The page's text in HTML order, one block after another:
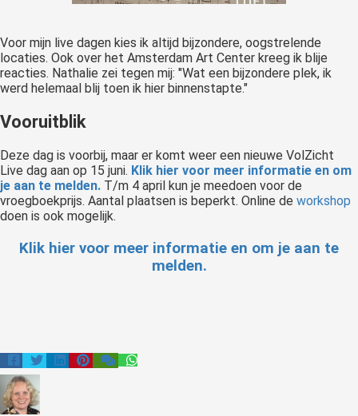
Voor mijn live dagen kies ik altijd bijzondere, oogstrelende
locaties. Ook over het Amsterdam Art Center kreeg ik blije
reacties. Nathalie zei tegen mij: "Wat een bijzondere plek, ik
werd helemaal blij toen ik hier binnenstapte."
Vooruitblik
Deze dag is voorbij, maar er komt weer een nieuwe VolZicht
Live dag aan op 15 juni. Klik hier voor meer informatie en om
je aan te melden. T/m 4 april kun je meedoen voor de
vroegboekprijs. Aantal plaatsen is beperkt. Online de workshop
doen is ook mogelijk.
Klik hier voor meer informatie en om je aan te
melden.